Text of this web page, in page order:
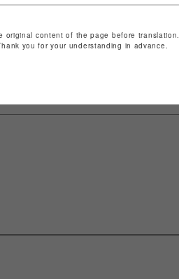
SHOP TOP
original content of the page before translation.
you for your understanding in advance.